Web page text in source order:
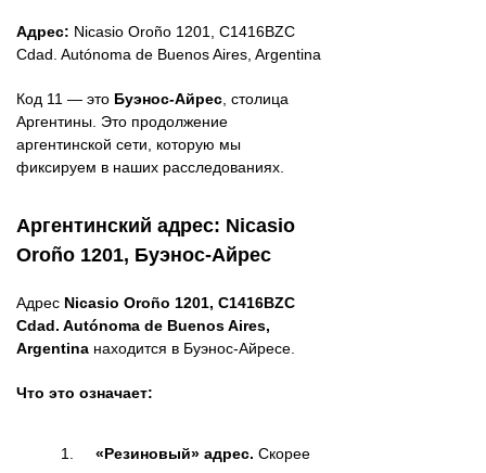
Адрес: Nicasio Oroño 1201, C1416BZC
Cdad. Autónoma de Buenos Aires, Argentina
Код 11 — это Буэнос-Айрес , столица
Аргентины. Это продолжение
аргентинской сети, которую мы
фиксируем в наших расследованиях.
Аргентинский адрес: Nicasio
Oroño 1201, Буэнос-Айрес
Адрес Nicasio Oroño 1201, C1416BZC
Cdad. Autónoma de Buenos Aires,
Argentina находится в Буэнос-Айресе.
Что это означает:
«Резиновый» адрес. Скорее